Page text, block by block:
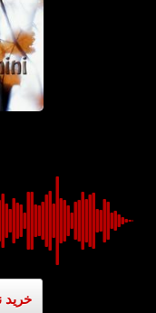
خرید نت